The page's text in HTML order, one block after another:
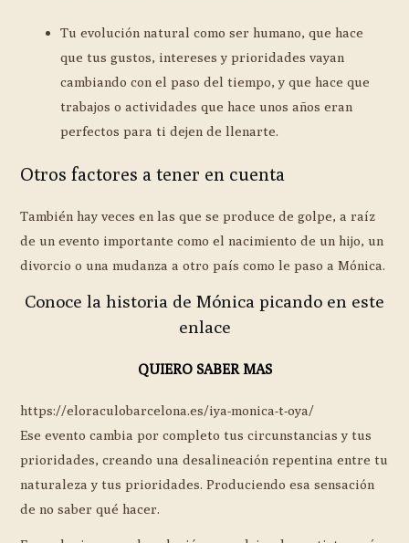
Tu evolución natural como ser humano, que hace
que tus gustos, intereses y prioridades vayan
cambiando con el paso del tiempo, y que hace que
trabajos o actividades que hace unos años eran
perfectos para ti dejen de llenarte.
Otros factores a tener en cuenta
También hay veces en las que se produce de golpe, a raíz
de un evento importante como el nacimiento de un hijo, un
divorcio o una mudanza a otro país como le paso a Mónica.
Conoce la historia de Mónica picando en este
enlace
QUIERO SABER MAS
https://eloraculobarcelona.es/iya-monica-t-oya/
Ese evento cambia por completo tus circunstancias y tus
prioridades, creando una desalineación repentina entre tu
naturaleza y tus prioridades. Produciendo esa sensación
de no saber qué hacer.